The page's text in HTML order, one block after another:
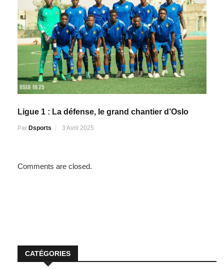
Ligue 1 : La défense, le grand chantier d’Oslo
Par Dsports 3 Avril 2025
Comments are closed.
CATÉGORIES